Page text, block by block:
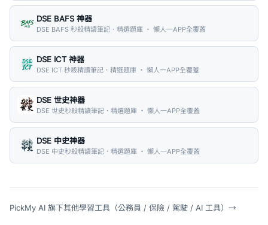
DSE BAFS 神器
DSE BAFS 秒殺精讀筆記．精選題庫 ・ 懶人一APP全覆蓋
DSE ICT 神器
DSE ICT 秒殺精讀筆記．精選題庫 ・ 懶人一APP全覆蓋
DSE 世史神器
DSE 世史秒殺精讀筆記．精選題庫 ・ 懶人一APP全覆蓋
DSE 中史神器
DSE 中史秒殺精讀筆記．精選題庫 ・ 懶人一APP全覆蓋
PickMy AI 旗下其他學習工具（公務員 / 保險 / 駕駛 / AI 工具） →